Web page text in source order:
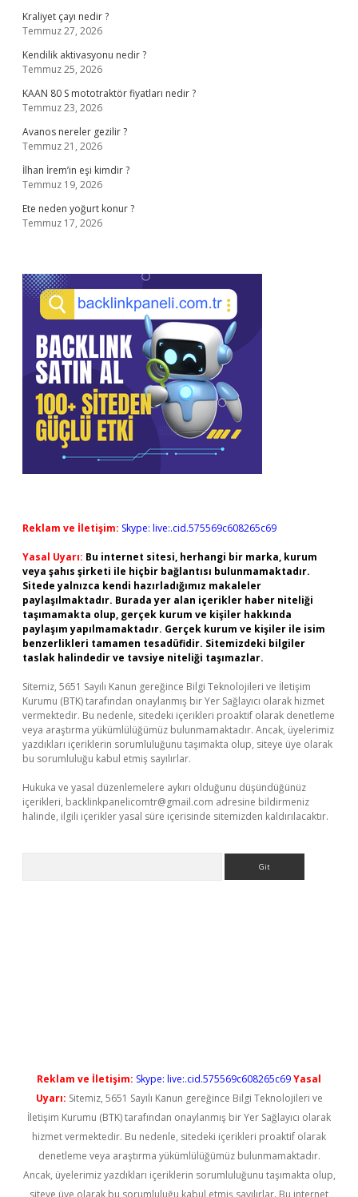
Kraliyet çayı nedir ?
Temmuz 27, 2026
Kendilik aktivasyonu nedir ?
Temmuz 25, 2026
KAAN 80 S mototraktör fiyatları nedir ?
Temmuz 23, 2026
Avanos nereler gezilir ?
Temmuz 21, 2026
İlhan İrem’in eşi kimdir ?
Temmuz 19, 2026
Ete neden yoğurt konur ?
Temmuz 17, 2026
Reklam ve İletişim: Skype: live:.cid.575569c608265c69
Yasal Uyarı: Bu internet sitesi, herhangi bir marka, kurum
veya şahıs şirketi ile hiçbir bağlantısı bulunmamaktadır.
Sitede yalnızca kendi hazırladığımız makaleler
paylaşılmaktadır. Burada yer alan içerikler haber niteliği
taşımamakta olup, gerçek kurum ve kişiler hakkında
paylaşım yapılmamaktadır. Gerçek kurum ve kişiler ile isim
benzerlikleri tamamen tesadüfidir. Sitemizdeki bilgiler
taslak halindedir ve tavsiye niteliği taşımazlar.
Sitemiz, 5651 Sayılı Kanun gereğince Bilgi Teknolojileri ve İletişim
Kurumu (BTK) tarafından onaylanmış bir Yer Sağlayıcı olarak hizmet
vermektedir. Bu nedenle, sitedeki içerikleri proaktif olarak denetleme
veya araştırma yükümlülüğümüz bulunmamaktadır. Ancak, üyelerimiz
yazdıkları içeriklerin sorumluluğunu taşımakta olup, siteye üye olarak
bu sorumluluğu kabul etmiş sayılırlar.
Hukuka ve yasal düzenlemelere aykırı olduğunu düşündüğünüz
içerikleri, backlinkpanelicomtr@gmail.com adresine bildirmeniz
halinde, ilgili içerikler yasal süre içerisinde sitemizden kaldırılacaktır.
Reklam ve İletişim: Skype: live:.cid.575569c608265c69Yasal
Uyarı: Sitemiz, 5651 Sayılı Kanun gereğince Bilgi Teknolojileri ve
İletişim Kurumu (BTK) tarafından onaylanmış bir Yer Sağlayıcı olarak
hizmet vermektedir. Bu nedenle, sitedeki içerikleri proaktif olarak
denetleme veya araştırma yükümlülüğümüz bulunmamaktadır.
Ancak, üyelerimiz yazdıkları içeriklerin sorumluluğunu taşımakta olup,
siteye üye olarak bu sorumluluğu kabul etmiş sayılırlar. Bu internet